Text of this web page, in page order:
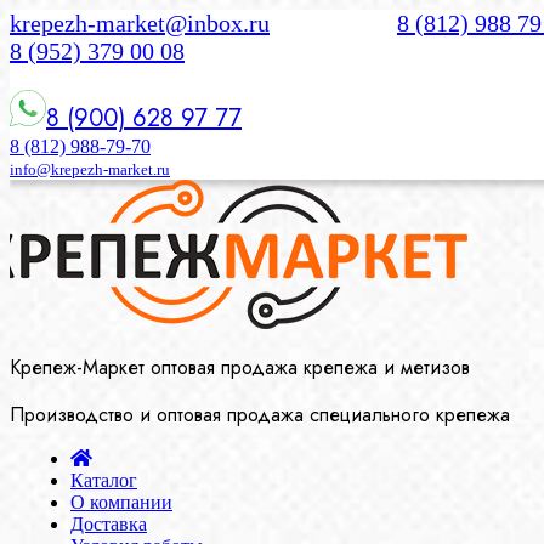
krepezh-market@inbox.ru
8 (812) 988
8 (952) 379 00 08
8 (900) 628 97 77
8 (812) 988-79-70
info@krepezh-market.ru
Крепеж-Маркет оптовая продажа крепежа и метизов
Производство и оптовая продажа специального крепежа
Каталог
О компании
Доставка